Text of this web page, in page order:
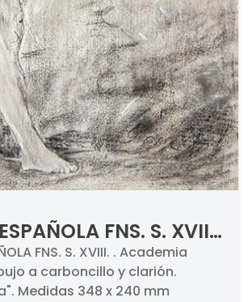
FNS. S. XVIII
masculina
FNS. S. XVIII. . Academia
a carboncillo y clarión.
Medidas 348 x 240 mm